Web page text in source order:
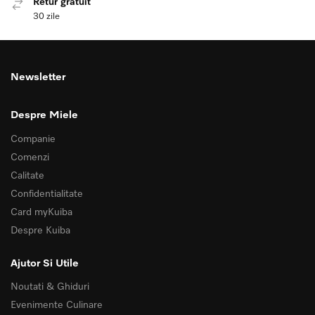
30 zile
Newsletter
Despre Miele
Companie
Comenzi
Calitate
Confidentialitate
Card myKuiba
Despre Kuiba
Ajutor Si Utile
Noutati & Ghiduri
Evenimente Culinare